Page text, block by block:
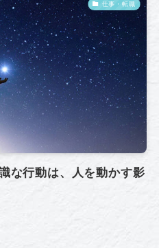
仕事・転職
な行動は、人を動かす影